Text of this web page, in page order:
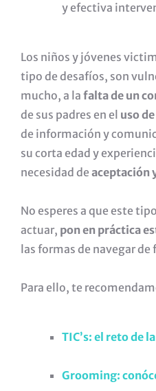
y efectiva
Los niños y jóvenes
tipo de desafíos, son
mucho, a la falta de un
de sus padres en el uso
de información y
su corta edad y
necesidad de aceptación
No esperes a que este
actuar, pon en práctica
las formas de navegar
Para ello, te
TIC’s: el reto de
Grooming: